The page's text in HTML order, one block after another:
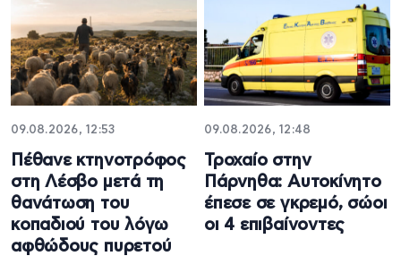
09.08.2026, 12:53
Πέθανε κτηνοτρόφος
στη Λέσβο μετά τη
θανάτωση του
κοπαδιού του λόγω
αφθώδους πυρετού
09.08.2026, 12:48
Τροχαίο στην
Πάρνηθα: Αυτοκίνητο
έπεσε σε γκρεμό, σώοι
οι 4 επιβαίνοντες